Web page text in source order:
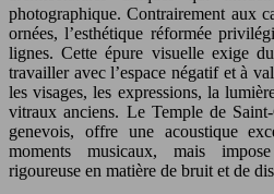
photographique. Contrairement aux
ornées, l’esthétique réformée
lignes. Cette épure visuelle exige
travailler avec l’espace négatif et à
les visages, les expressions, la
vitraux anciens. Le Temple de
genevois, offre une acoustique
moments musicaux, mais
rigoureuse en matière de bruit et de